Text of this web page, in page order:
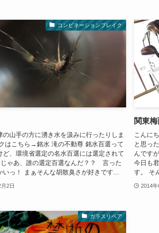
コンビネーションブレイク
の山手の方に湧き水を汲みに行ったりしま
はこちら→銘水 滝の不動尊 銘水百選って
ど、環境省選定の名水百選には選定されて
じゃあ、誰の選定百選なんだ？？ 言った
いっ！ まぁそんな胡散臭さが好きです...
2日
関東
こんに
と思っ
んです
今日も
す。 そ
2014年
ガラスリペア